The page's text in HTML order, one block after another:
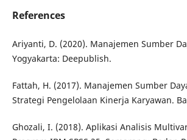
References
Ariyanti, D. (2020). Manajemen Sumber
Yogyakarta: Deepublish.
Fattah, H. (2017). Manajemen Sumber
Strategi Pengelolaan Kinerja Karyawan.
Ghozali, I. (2018). Aplikasi Analisis